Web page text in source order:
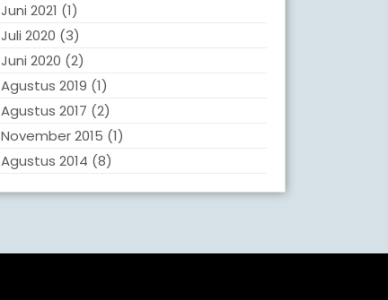
Juni 2021 (1)
Juli 2020 (3)
Juni 2020 (2)
Agustus 2019 (1)
Agustus 2017 (2)
November 2015 (1)
Agustus 2014 (8)